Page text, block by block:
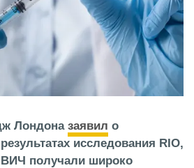
Лондона заявил о
исследования RIO,
получали широко